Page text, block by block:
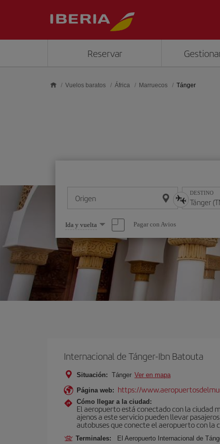
Reservar
Vuelos baratos África Marruecos Tánger
Origen DESTINO
Seleccione
una
opción
Ida y vuelta Pagar con Avios
Internacional de Tánger-Ibn Batouta
Situación: Tánger Ver en mapa
Página web: https://
Cómo llegar a la ciudad:
El aeropuerto está conectado con la ciudad
ajenos a este servicio pueden llevar
autobuses que conecte el aeropuerto con la
Terminales: El Aeropuerto Internacional de